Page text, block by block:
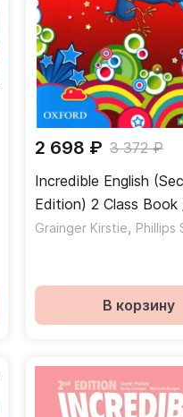
2 698 ₽ 3 372 ₽
Incredible English
Edition) 2 Class Book
Учебник
Grainger Kirstie, Phillips
В корзину